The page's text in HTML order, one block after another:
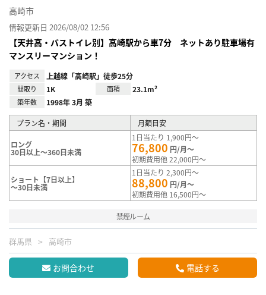
高崎市
情報更新日 2026/08/02 12:56
【天井高・バストイレ別】高崎駅から車7分 ネットあり駐車場有
マンスリーマンション！
アクセス 上越線「高崎駅」徒歩25分
間取り 1K 面積 23.1m²
築年数 1998年 3月 築
プラン名・期間 月額目安
ロング
30日以上～360日未満
1日当たり 1,900円～
76,800 円/月～
初期費用他 22,000円～
ショート【7日以上】
～30日未満
1日当たり 2,300円～
88,800 円/月～
初期費用他 16,500円～
禁煙ルーム
群馬県 高崎市
お問合わせ 電話する